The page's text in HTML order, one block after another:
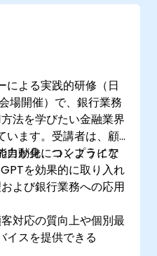
を効率化する
を組み込むための
による実践的研修（日
場開催）で、銀行業務
法を学びたい金融業界
います。受講者は、顧
自動化、コンプライア
を効果的に取り入れ
力が身につくようにな
よび銀行業務への応用
対応の質向上や個別最
イスを提供できる